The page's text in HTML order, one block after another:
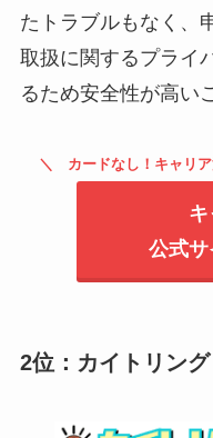
たトラブルもなく、
取扱に関するプライ
るため安全性が高い
カードなし！キャリ
キ
公式
2位：カイトリング